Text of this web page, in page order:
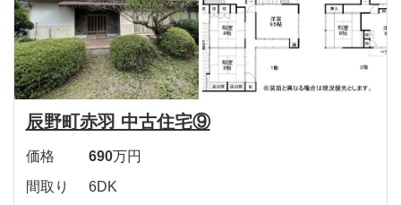
辰野町赤羽 中古住宅⑨
価格 690万円
間取り
6DK